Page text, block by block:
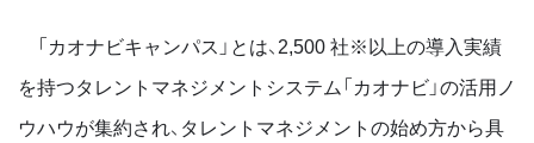
「カオナビキャンパス」とは、2,500 社※以上の導入実績
を持つタレントマネジメントシステム「カオナビ」の活用ノ
ウハウが集約され、タレントマネジメントの始め方から具